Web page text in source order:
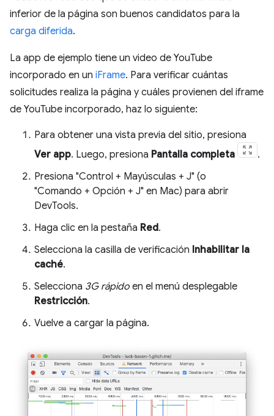
inferior de la página son buenos candidatos para la
carga diferida.
La app de ejemplo tiene un video de YouTube
incorporado en un iFrame. Para verificar cuántas
solicitudes realiza la página y cuáles provienen del iframe
de YouTube incorporado, haz lo siguiente:
Para obtener una vista previa del sitio, presiona
Ver app. Luego, presiona Pantalla completa
.
Presiona "Control + Mayúsculas + J" (o
"Comando + Opción + J" en Mac) para abrir
DevTools.
Haga clic en la pestaña Red.
Selecciona la casilla de verificación Inhabilitar la
caché.
Selecciona 3G rápido en el menú desplegable
Restricción.
Vuelve a cargar la página.